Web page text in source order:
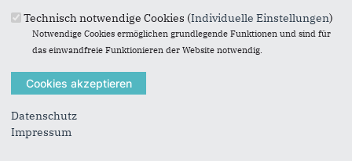
Künstliche Intelligenz muss verstärkt genutzt und mehr
Cyberexperten müssen eingesetzt werden. Feuerwehren und
Bevölkerungsschutz sollen zukunftsfest aufgestellt sein. Die
und bezahlbar sein.
Bildung für Generationen
Unsere Kleinsten möchte ich mit einer qualitativ hohen,
Technisch notwendige Cookies (Individuelle Einstellungen)
Notwendige Cookies ermöglichen grundlegende Funktionen und sind für
das einwandfreie Funktionieren der Website notwendig.
Datenschutz
Impressum